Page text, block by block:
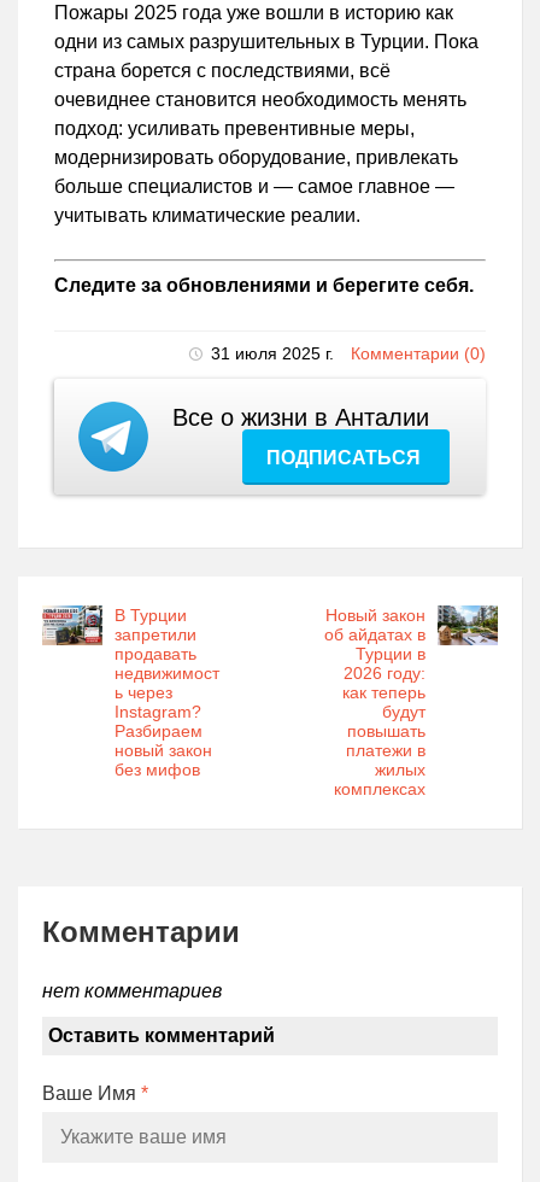
Пожары 2025 года уже вошли в историю как
одни из самых разрушительных в Турции. Пока
страна борется с последствиями, всё
очевиднее становится необходимость менять
подход: усиливать превентивные меры,
модернизировать оборудование, привлекать
больше специалистов и — самое главное —
учитывать климатические реалии.
Следите за обновлениями и берегите себя.
31 июля 2025 г. Комментарии (0)
Все о жизни в Анталии
ПОДПИСАТЬСЯ
В Турции
запретили
продавать
недвижимост
ь через
Instagram?
Разбираем
новый закон
без мифов
Новый закон
об айдатах в
Турции в
2026 году:
как теперь
будут
повышать
платежи в
жилых
комплексах
Комментарии
нет комментариев
Оставить комментарий
Ваше Имя *